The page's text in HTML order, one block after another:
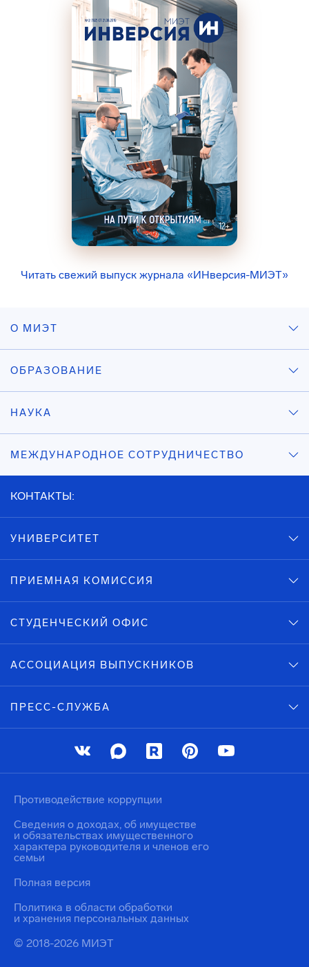
Читать свежий выпуск журнала «ИНверсия-МИЭТ»
О МИЭТ
ОБРАЗОВАНИЕ
НАУКА
МЕЖДУНАРОДНОЕ СОТРУДНИЧЕСТВО
КОНТАКТЫ:
УНИВЕРСИТЕТ
ПРИЕМНАЯ КОМИССИЯ
СТУДЕНЧЕСКИЙ ОФИС
АССОЦИАЦИЯ ВЫПУСКНИКОВ
ПРЕСС-СЛУЖБА
© 2018-2026 МИЭТ
Политика в области обработки
и хранения персональных данных
Противодействие коррупции
Сведения о доходах, об имуществе
и обязательствах имущественного
характера руководителя и членов его
семьи
Полная версия